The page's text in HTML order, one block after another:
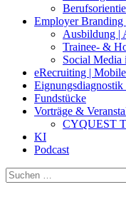
Employer Branding
Ausbildung |
Trainee- &
Social Media
eRecruiting |
Fundstücke
Vorträge &
CYQUEST
KI
Podcast
Suchen
nach: